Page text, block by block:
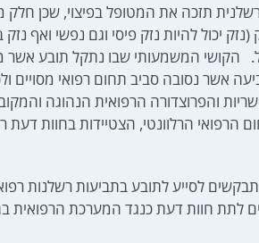
תזכה את המטופל בפיצוי, שכן חלק
(נזק יכול להיות נזק פיסי וגם נפשי ואף
הקושי המשמעותי שבו נתקל תובע אשר
אשר נסובה סביב תחום רפואי מסויים
והפרוצדורה הרפואית הנהוגה
הרפואי הרלוונטי, הצטיידות בחוות
לסייע לתובע בתביעות רשלנות
לתת חוות דעת כנגד המערכת הרפואית